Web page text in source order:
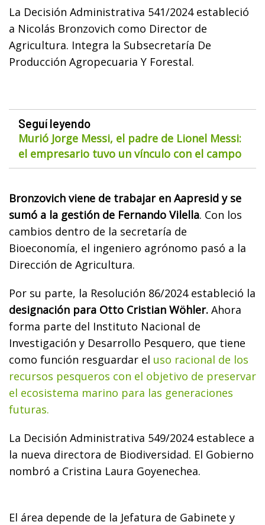
La Decisión Administrativa 541/2024 estableció
a Nicolás Bronzovich como Director de
Agricultura. Integra la Subsecretaría De
Producción Agropecuaria Y Forestal.
Seguí leyendo
Murió Jorge Messi, el padre de Lionel Messi:
el empresario tuvo un vínculo con el campo
Bronzovich viene de trabajar en Aapresid y se
sumó a la gestión de Fernando Vilella. Con los
cambios dentro de la secretaría de
Bioeconomía, el ingeniero agrónomo pasó a la
Dirección de Agricultura.
Por su parte, la Resolución 86/2024 estableció la
designación para Otto Cristian Wöhler. Ahora
forma parte del Instituto Nacional de
Investigación y Desarrollo Pesquero, que tiene
como función resguardar el uso racional de los
recursos pesqueros con el objetivo de preservar
el ecosistema marino para las generaciones
futuras.
La Decisión Administrativa 549/2024 establece a
la nueva directora de Biodiversidad. El Gobierno
nombró a Cristina Laura Goyenechea.
El área depende de la Jefatura de Gabinete y